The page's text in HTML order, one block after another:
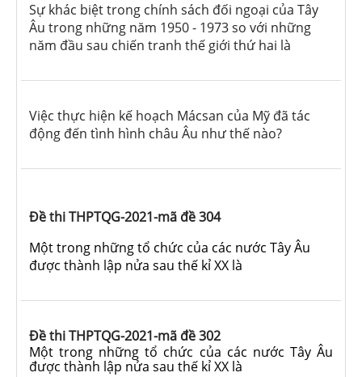
Sự khác biệt trong chính sách đối ngoại của Tây
Âu trong những năm 1950 - 1973 so với những
năm đầu sau chiến tranh thế giới thứ hai là
Việc thực hiện kế hoạch Mácsan của Mỹ đã tác
động đến tình hình châu Âu như thế nào?
Đề thi THPTQG-2021-mã đề 304
Một trong những tổ chức của các nước Tây Âu
được thành lập nửa sau thế kỉ XX là
Đề thi THPTQG-2021-mã đề 302
Một trong những tổ chức của các nước Tây Âu
được thành lập nửa sau thế kỉ XX là